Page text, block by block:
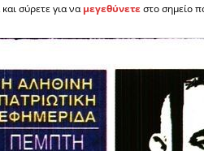
σύρετε για ναμεγεθύνετεστο σημείο